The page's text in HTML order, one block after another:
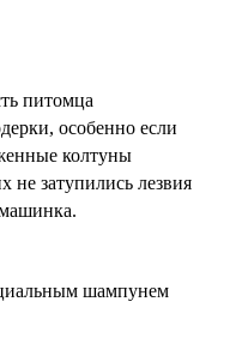
питомца
особенно если
колтуны
не затупились лезвия
шампунем